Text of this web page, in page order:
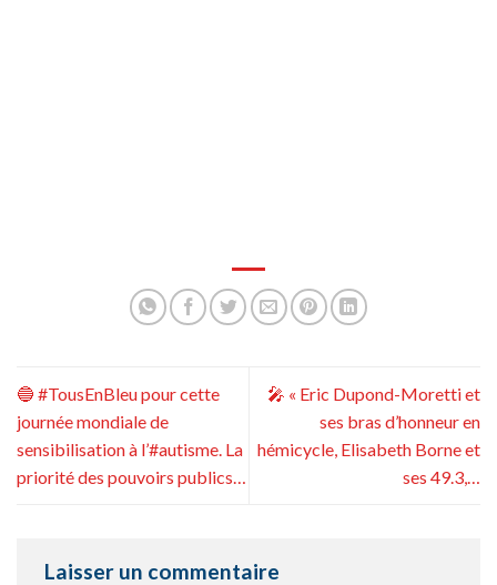
🔵 #TousEnBleu pour cette
journée mondiale de
sensibilisation à l’#autisme. La
priorité des pouvoirs publics…
🎤 « Eric Dupond-Moretti et
ses bras d’honneur en
hémicycle, Elisabeth Borne et
ses 49.3,…
Laisser un commentaire